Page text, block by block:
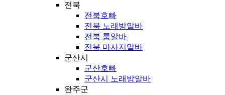
전북
전북호빠
전북 노래방알바
전북 룸알바
전북 마사지알바
군산시
군산호빠
군산시 노래방알바
완주군